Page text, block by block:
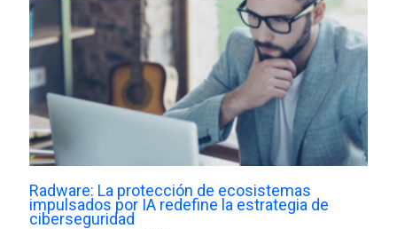
Radware: La protección de ecosistemas
impulsados por IA redefine la estrategia de
ciberseguridad